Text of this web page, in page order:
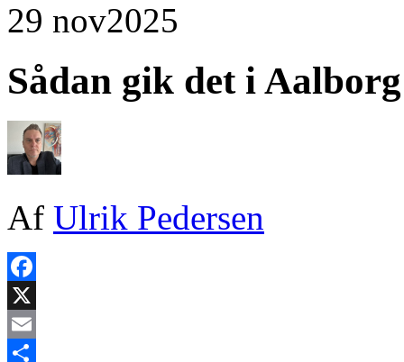
29 nov2025
Sådan gik det i Aalborg
Af Ulrik Pedersen
Facebook
X
Email